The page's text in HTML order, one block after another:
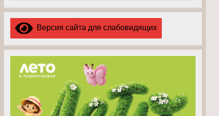
Версия сайта для слабовидящих